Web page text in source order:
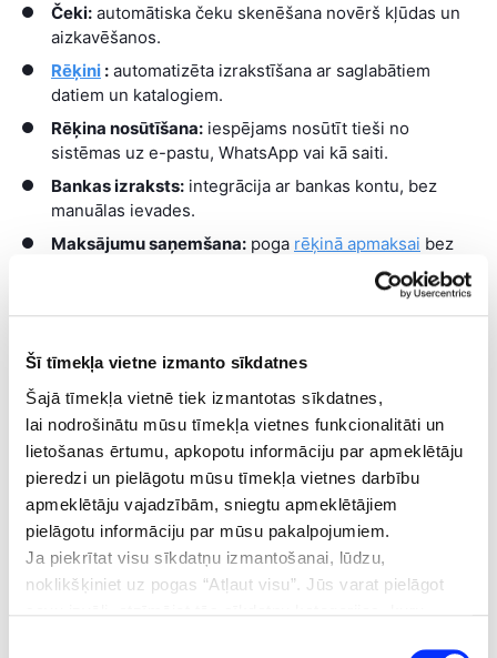
Šī tīmekļa vietne izmanto sīkdatnes
Šajā tīmekļa vietnē tiek izmantotas sīkdatnes,
lai nodrošinātu mūsu tīmekļa vietnes funkcionalitāti un
lietošanas ērtumu, apkopotu informāciju par apmeklētāju
pieredzi un pielāgotu mūsu tīmekļa vietnes darbību
apmeklētāju vajadzībām, sniegtu apmeklētājiem
pielāgotu informāciju par mūsu pakalpojumiem.
Ja piekrītat visu sīkdatņu izmantošanai, lūdzu,
noklikšķiniet uz pogas “Atļaut visu”. Jūs varat pielāgot
Čeki: automātiska čeku skenēšana novērš kļūdas un
aizkavēšanos.
Rēķini : automatizēta izrakstīšana ar saglabātiem
datiem un katalogiem.
Rēķina nosūtīšana: iespējams nosūtīt tieši no
sistēmas uz e-pastu, WhatsApp vai kā saiti.
Bankas izraksts: integrācija ar bankas kontu, bez
manuālas ievades.
Maksājumu saņemšana: poga rēķinā apmaksai bez
automātisks nolietojuma aprēķins bez
Tā soli pa solim sistēma pārvērtās no vienkārša rīka par
pilnvērtīgu biznesa platformu.
Ja ir pieprasījums, ir arī produkts
Kad reklamējām servisu, mums regulāri jautāja:
„Vai sistēmu var izmantot arī SIA?”